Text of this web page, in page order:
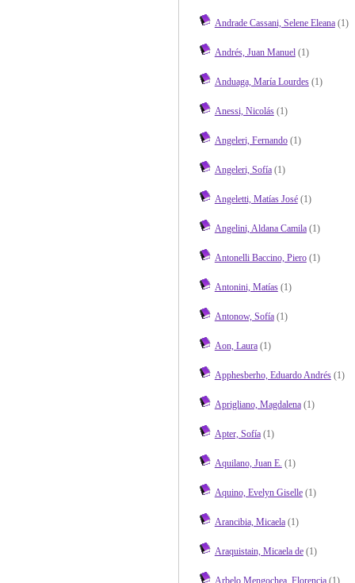
Andrade Cassani, Selene Eleana(1)
Andrés, Juan Manuel(1)
Anduaga, María Lourdes(1)
Anessi, Nicolás(1)
Angeleri, Fernando(1)
Angeleri, Sofía(1)
Angeletti, Matías José(1)
Angelini, Aldana Camila(1)
Antonelli Baccino, Piero(1)
Antonini, Matías(1)
Antonow, Sofía(1)
Aon, Laura(1)
Apphesberho, Eduardo Andrés(1)
Aprigliano, Magdalena(1)
Apter, Sofía(1)
Aquilano, Juan E. (1)
Aquino, Evelyn Giselle(1)
Arancibia, Micaela(1)
Araquistain, Micaela de(1)
Arbelo Mengochea, Florencia(1)